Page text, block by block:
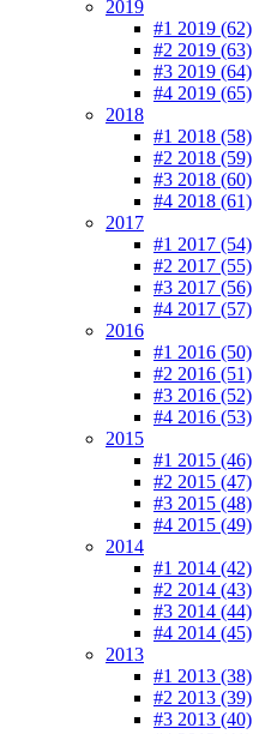
2019
#1 2019 (62)
#2 2019 (63)
#3 2019 (64)
#4 2019 (65)
2018
#1 2018 (58)
#2 2018 (59)
#3 2018 (60)
#4 2018 (61)
2017
#1 2017 (54)
#2 2017 (55)
#3 2017 (56)
#4 2017 (57)
2016
#1 2016 (50)
#2 2016 (51)
#3 2016 (52)
#4 2016 (53)
2015
#1 2015 (46)
#2 2015 (47)
#3 2015 (48)
#4 2015 (49)
2014
#1 2014 (42)
#2 2014 (43)
#3 2014 (44)
#4 2014 (45)
2013
#1 2013 (38)
#2 2013 (39)
#3 2013 (40)